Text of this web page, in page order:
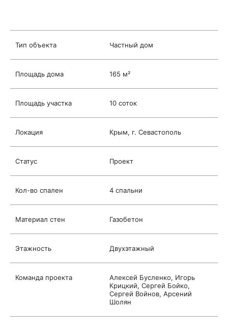
Тип объекта Частный дом
Площадь дома 165 м²
Площадь участка 10 соток
Локация Крым, г. Севастополь
Статус Проект
Кол-во спален 4 спальни
Материал стен Газобетон
Этажность Двухэтажный
Команда проекта
Алексей Бусленко, Игорь
Крицкий, Сергей Бойко,
Сергей Войнов, Apceний
Шoлян